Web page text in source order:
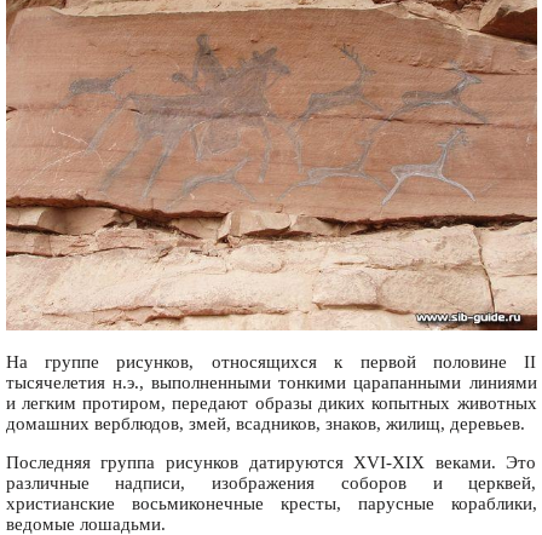
На группе рисунков, относящихся к первой половине II
тысячелетия н.э., выполненными тонкими царапанными линиями
и легким протиром, передают образы диких копытных животных
домашних верблюдов, змей, всадников, знаков, жилищ, деревьев.
Последняя группа рисунков датируются XVI-XIX веками. Это
различные надписи, изображения соборов и церквей,
христианские восьмиконечные кресты, парусные кораблики,
ведомые лошадьми.